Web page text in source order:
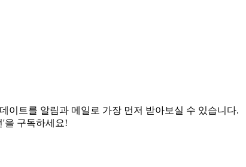
이트를 알림과 메일로 가장 먼저 받아보실 수 있습니다.
'을 구독하세요!